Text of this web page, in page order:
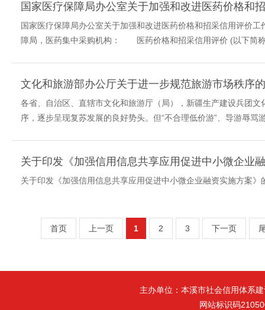
国家医疗保障局办公室关于加强和改进医药价格和
国家医疗保障局办公室关于加强和改进医药价格和招采信用评价
障局，医药集中采购机构： 医药价格和招采信用评价 (以下简称
文化和旅游部办公厅关于进一步规范旅游市场秩序
各省、自治区、直辖市文化和旅游厅（局），新疆生产建设兵
序，逐步呈现复苏发展的良好势头。但“不合理低价游”、导游辱骂
关于印发《加强信用信息共享应用促进中小微企业融资实施方案
首页 上一页 1 2 3 下一页
主办单位：本溪市社会信用体系
网站标识码